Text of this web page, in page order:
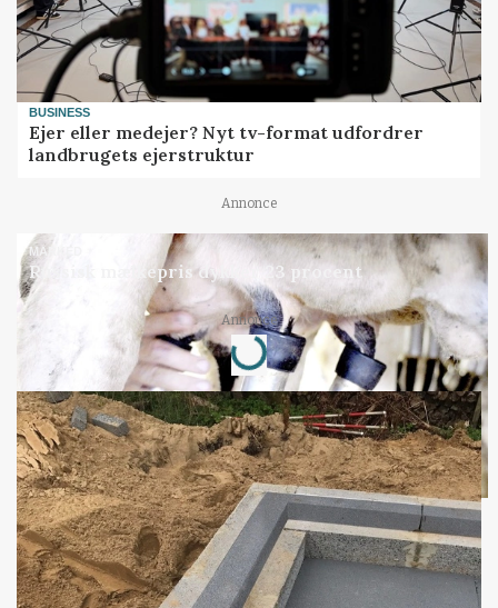
BUSINESS
Ejer eller medejer? Nyt tv-format udfordrer
landbrugets ejerstruktur
Annonce
MARKED
Russisk mælkepris dykker 23 procent
Annonce
Loading...